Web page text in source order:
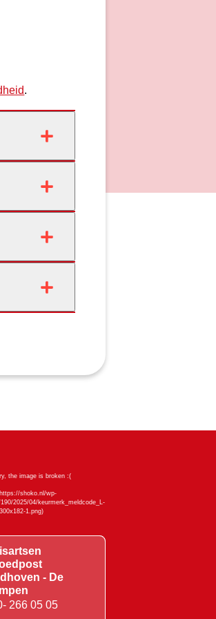
.
- De
266 05 05